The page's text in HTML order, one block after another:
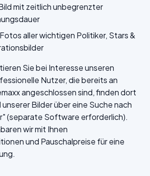
mit zeitlich unbegrenzter
aller wichtigen Politiker, Stars &
Sie bei Interesse unseren
Nutzer, die bereits an
angeschlossen sind, finden dort
unserer Bilder über eine Suche nach
(separate Software erforderlich).
wir mit Ihnen
und Pauschalpreise für eine